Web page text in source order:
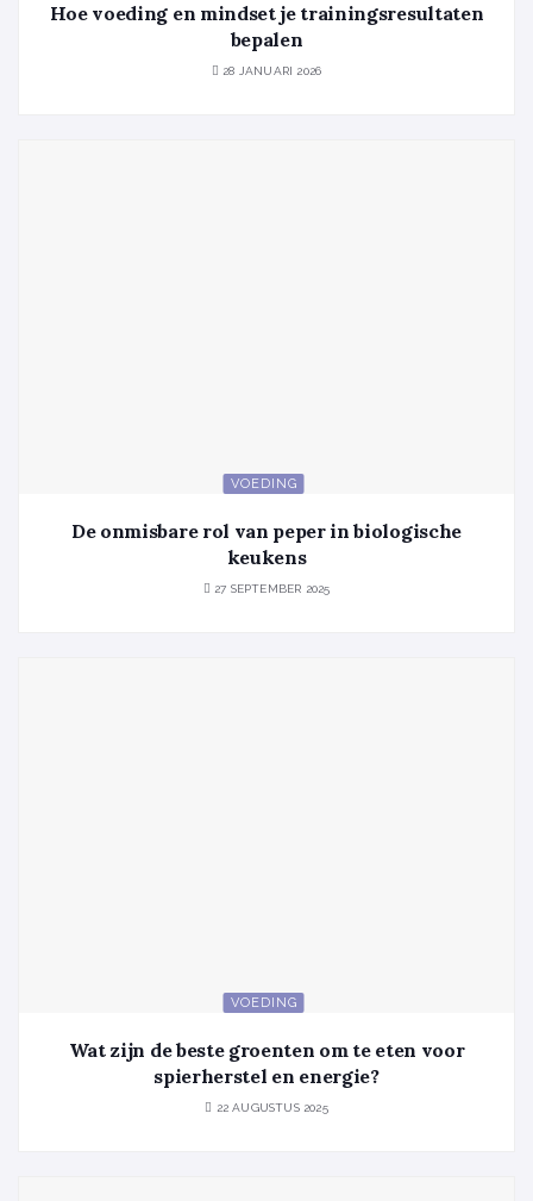
Hoe voeding en mindset je trainingsresultaten
bepalen
28 JANUARI 2026
VOEDING
De onmisbare rol van peper in biologische
keukens
27 SEPTEMBER 2025
VOEDING
Wat zijn de beste groenten om te eten voor
spierherstel en energie?
22 AUGUSTUS 2025